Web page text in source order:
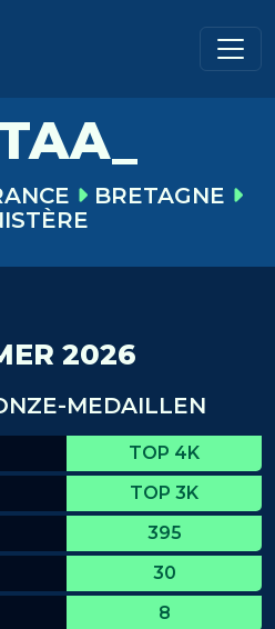
BRETAGNE
2026
MEDAILLEN
TOP 4K
TOP 3K
395
30
8